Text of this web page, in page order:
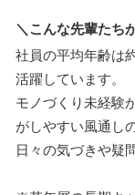
＼こんな先輩たち
社員の平均年齢は
活躍しています。
モノづくり未経験
がしやすい風通し
日々の気づきや疑